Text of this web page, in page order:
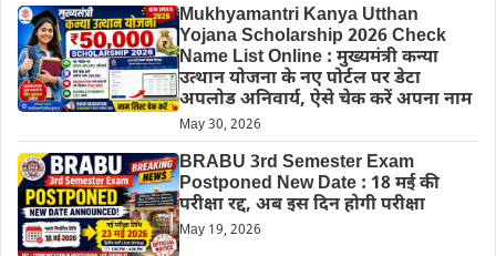
Mukhyamantri Kanya Utthan
Yojana Scholarship 2026 Check
Name List Online : मुख्यमंत्री कन्या
उत्थान योजना के नए पोर्टल पर डेटा
अपलोड अनिवार्य, ऐसे चेक करें अपना नाम
May 30, 2026
BRABU 3rd Semester Exam
Postponed New Date : 18 मई की
परीक्षा रद्द, अब इस दिन होगी परीक्षा
May 19, 2026